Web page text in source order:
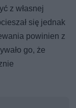
z własnej
się jednak
powinien z
go, że